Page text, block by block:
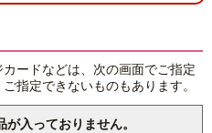
ードなどは、次の画面でご指定
指定できないものもあります。
入っておりません。